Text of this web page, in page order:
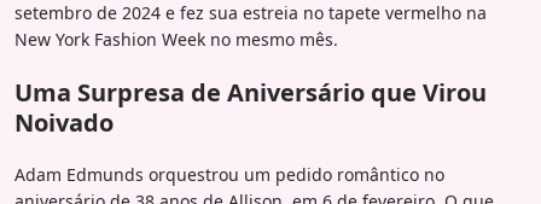
setembro de 2024 e fez sua estreia no tapete vermelho na
New York Fashion Week no mesmo mês.
Uma Surpresa de Aniversário que Virou
Noivado
Adam Edmunds orquestrou um pedido romântico no